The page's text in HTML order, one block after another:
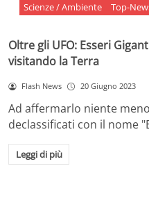
Scienze / Ambiente Top-
Oltre gli UFO: Esseri
visitando la Terra
Flash News 20 Giugno 2023
Ad affermarlo niente
declassificati con il nome
Leggi di più